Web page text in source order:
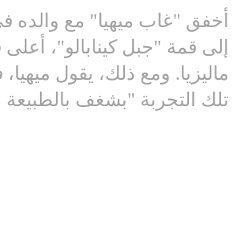
أخفق "غاب ميهيا" مع والده
إلى قمة "جبل كينابالو"،
ماليزيا. ومع ذلك، يقول
تلك التجربة "بشغف